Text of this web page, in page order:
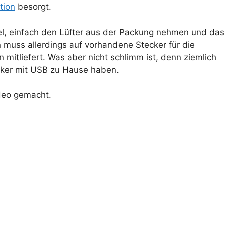
besorgt.
einfach den Lüfter aus der Packung nehmen und das
allerdings auf vorhandene Stecker für die
mitliefert. Was aber nicht schlimm ist, denn ziemlich
mit USB zu Hause haben.
gemacht.